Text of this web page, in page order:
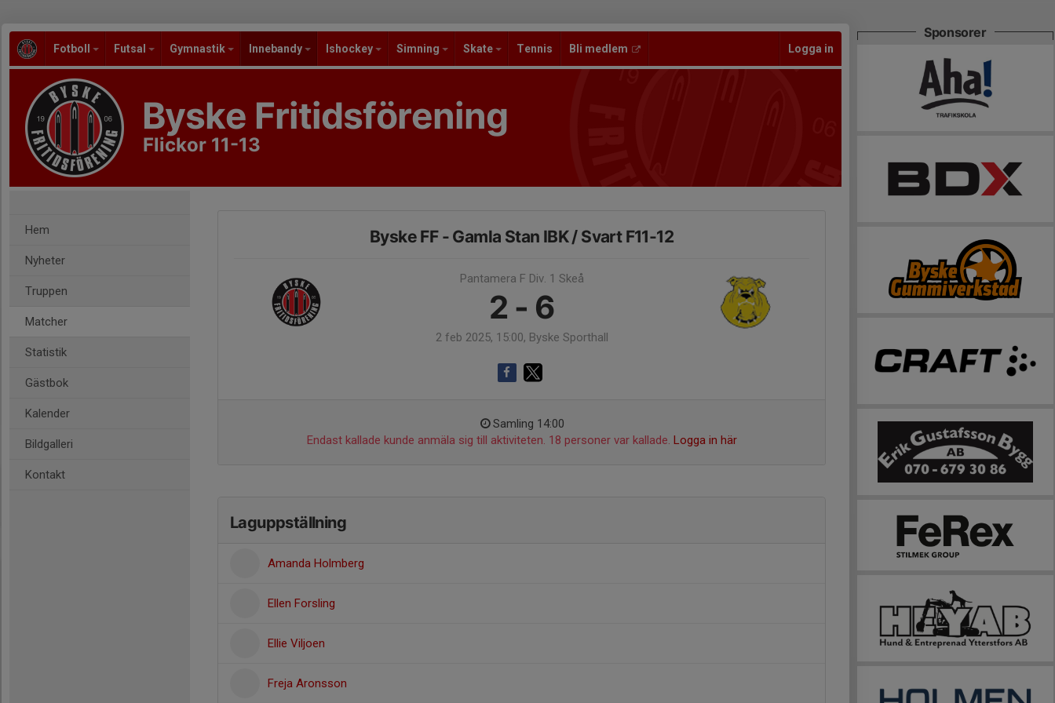
Fotboll Futsal Gymnastik Innebandy Ishockey Simning Skate Tennis Bli medlem Logga in
Byske Fritidsförening
Flickor 11-13
Hem
Nyheter
Truppen
Matcher
Statistik
Gästbok
Kalender
Bildgalleri
Kontakt
Byske FF - Gamla Stan IBK / Svart F11-12
Pantamera F Div. 1 Skeå
2 - 6
2 feb 2025, 15:00, Byske Sporthall
Samling 14:00
Endast kallade kunde anmäla sig till aktiviteten. 18 personer var kallade. Logga in här
Laguppställning
Amanda Holmberg
Ellen Forsling
Ellie Viljoen
Freja Aronsson
Sponsorer